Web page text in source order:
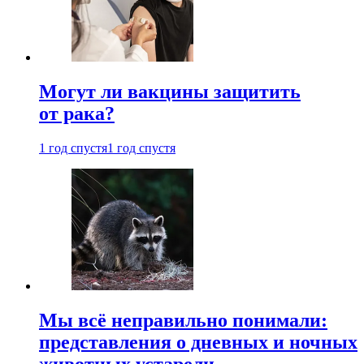
Могут ли вакцины защитить
от рака?
1 год спустя1 год спустя
Мы всё неправильно понимали:
представления о дневных и ночных